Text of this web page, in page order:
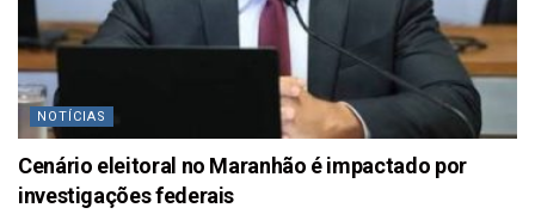
NOTÍCIAS
Cenário eleitoral no Maranhão é impactado por
investigações federais